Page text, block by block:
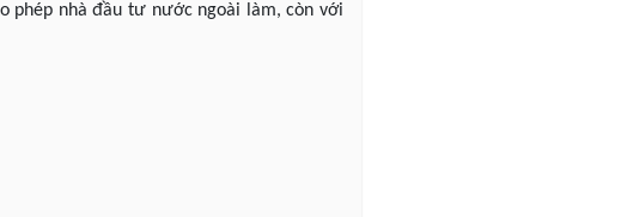
phép nhà đầu tư nước ngoài làm, còn với